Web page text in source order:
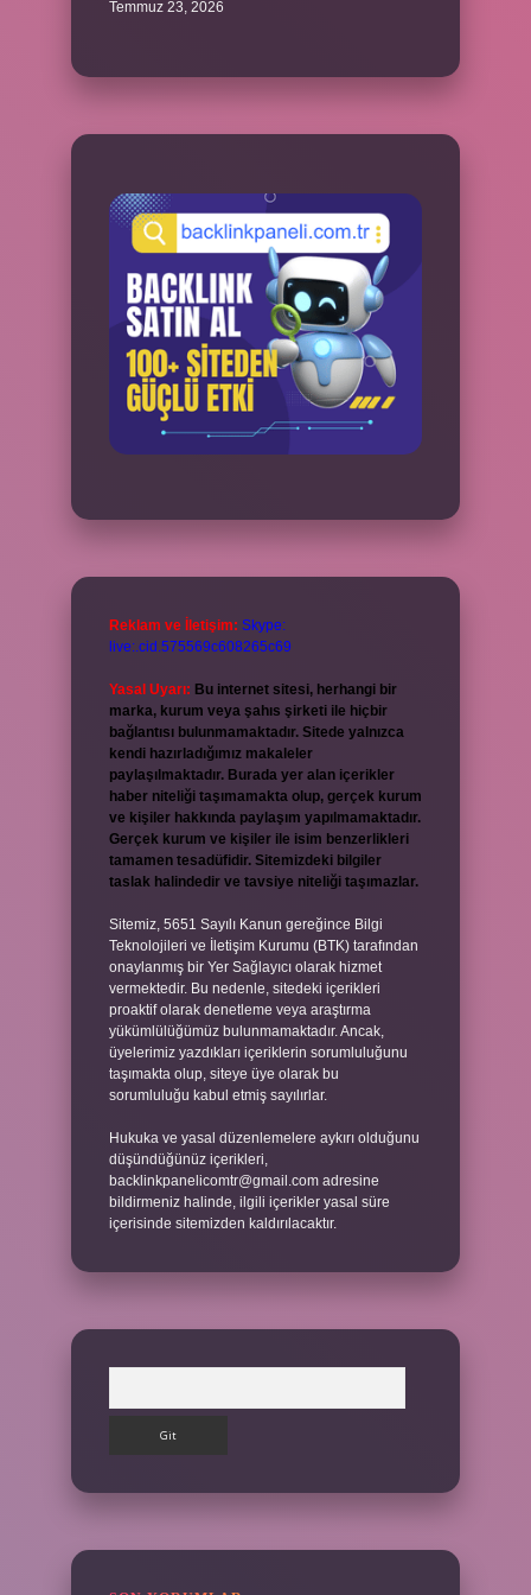
Temmuz 23, 2026
Reklam ve İletişim: Skype:
live:.cid.575569c608265c69
Yasal Uyarı: Bu internet sitesi, herhangi bir
marka, kurum veya şahıs şirketi ile hiçbir
bağlantısı bulunmamaktadır. Sitede yalnızca
kendi hazırladığımız makaleler
paylaşılmaktadır. Burada yer alan içerikler
haber niteliği taşımamakta olup, gerçek kurum
ve kişiler hakkında paylaşım yapılmamaktadır.
Gerçek kurum ve kişiler ile isim benzerlikleri
tamamen tesadüfidir. Sitemizdeki bilgiler
taslak halindedir ve tavsiye niteliği taşımazlar.
Sitemiz, 5651 Sayılı Kanun gereğince Bilgi
Teknolojileri ve İletişim Kurumu (BTK) tarafından
onaylanmış bir Yer Sağlayıcı olarak hizmet
vermektedir. Bu nedenle, sitedeki içerikleri
proaktif olarak denetleme veya araştırma
yükümlülüğümüz bulunmamaktadır. Ancak,
üyelerimiz yazdıkları içeriklerin sorumluluğunu
taşımakta olup, siteye üye olarak bu
sorumluluğu kabul etmiş sayılırlar.
Hukuka ve yasal düzenlemelere aykırı olduğunu
düşündüğünüz içerikleri,
backlinkpanelicomtr@gmail.com adresine
bildirmeniz halinde, ilgili içerikler yasal süre
içerisinde sitemizden kaldırılacaktır.